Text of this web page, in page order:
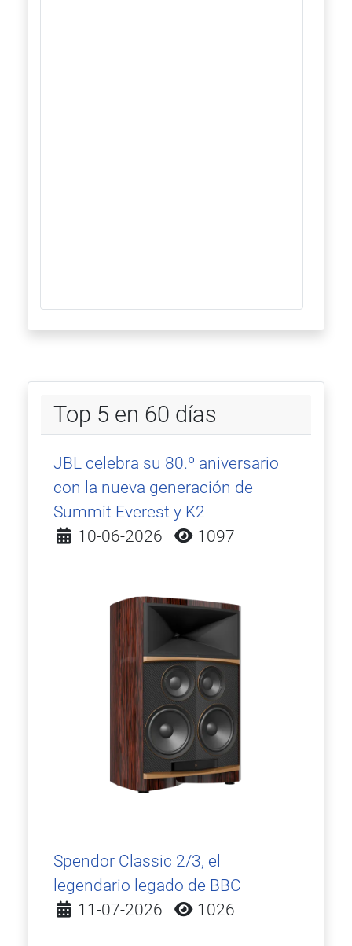
Top 5 en 60 días
JBL celebra su 80.º aniversario
con la nueva generación de
Summit Everest y K2
Detalles
10-06-2026 1097
Spendor Classic 2/3, el
legendario legado de BBC
Detalles
11-07-2026 1026